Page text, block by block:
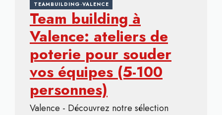
TEAMBUILDING-VALENCE
Team building à
Valence: ateliers de
poterie pour souder
vos équipes (5-100
personnes)
Valence - Découvrez notre sélection